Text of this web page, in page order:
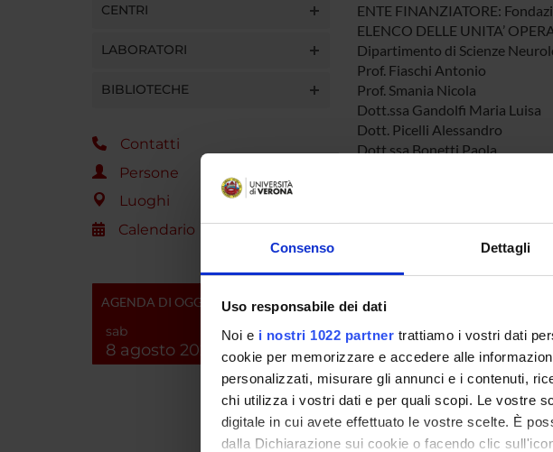
Consenso Dettagli
Uso responsabile dei dati
Noi e i nostri 1022 partner trattiamo i vostri dati
cookie per memorizzare e accedere alle
personalizzati, misurare gli annunci e i contenuti,
chi utilizza i vostri dati e per quali scopi. Le vostre
digitale in cui avete effettuato le vostre scelte. È
dalla Dichiarazione sui cookie o facendo clic
CENTRI
LABORATORI
BIBLIOTECHE
Contatti
Persone
Luoghi
Calendario
AGENDA DI OGGI
sab
8 agosto 2026
ENTE FINANZIATORE:
ELENCO DELLE UNITA’
Dipartimento di Scienze
Prof. Fiaschi Antonio
Prof. Smania Nicola
Dott.ssa Gandolfi Maria Luisa
Dott. Picelli Alessandro
Dott.ssa Bonetti Paola
Prof. Fiaschi Antonio
Dott.ssa Gandolfi Maria Luisa
Dott.ssa Bonetti Paola
OBIETTIVI PRINCIPALI:
Sviluppare nuove strategie
affetti da Paralisi Cerebrale
ENTI FINANZIATORI: